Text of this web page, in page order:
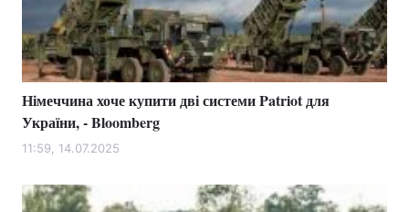
Німеччина хоче купити дві системи Patriot для
України, - Bloomberg
11:59, 14.07.2025